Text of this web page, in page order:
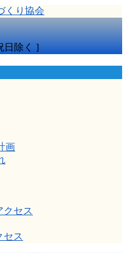
日除く ]
画
クセス
セス